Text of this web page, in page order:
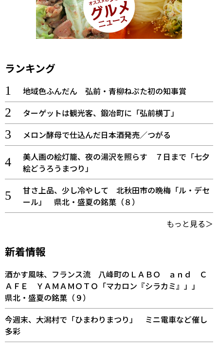
ランキング
地域色ふんだん 弘前・青柳ねぷた初の知事賞
ターゲットは観光客、鍛冶町に「弘前横丁」
メロン酵母で仕込んだ日本酒発売／つがる
美人画の絵灯籠、夜の湯沢を照らす ７日まで「七夕
絵どうろうまつり」
甘さ上品、少し冷やして 北秋田市の晩梅「ル・デセ
ール」 県北・盛夏の銘菓（８）
もっと見る＞
新着情報
酒かす風味、フランス流 八峰町のＬＡＢＯ ａｎｄ Ｃ
ＡＦＥ ＹＡＭＡＭＯＴＯ「マカロン『シラカミ』」」
県北・盛夏の銘菓（９）
今週末、大潟村で「ひまわりまつり」 ミニ電車など催し
多彩